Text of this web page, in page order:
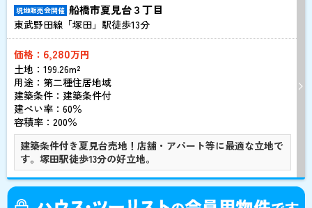
現地販売会開催 船橋市夏見台３丁目
東武野田線「塚田」駅徒歩13分
価格： 6,280万円
土地：199.26m²
用途：第二種住居地域
建築条件： 建築条件付
建ぺい率：60％
容積率：200％
建築条件付き夏見台売地！店舗・アパート等に最適な立地で
す。塚田駅徒歩13分の好立地。